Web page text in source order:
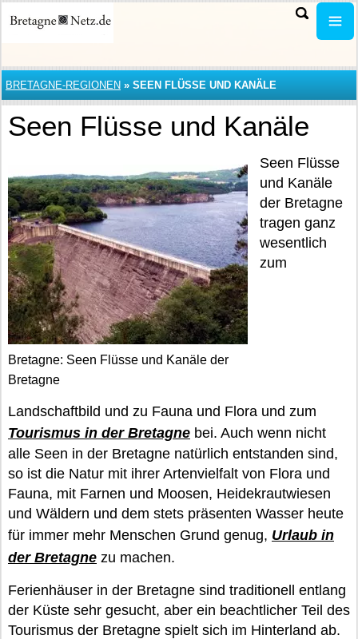
BRETAGNE-REGIONEN » SEEN FLÜSSE UND KANÄLE
Seen Flüsse und Kanäle
Bretagne: Seen Flüsse und Kanäle der
Bretagne
Seen Flüsse
und Kanäle
der Bretagne
tragen ganz
wesentlich
zum
Landschaftbild und zu Fauna und Flora und zum
Tourismus in der Bretagne bei. Auch wenn nicht
alle Seen in der Bretagne natürlich entstanden sind,
so ist die Natur mit ihrer Artenvielfalt von Flora und
Fauna, mit Farnen und Moosen, Heidekrautwiesen
und Wäldern und dem stets präsenten Wasser heute
für immer mehr Menschen Grund genug, Urlaub in
der Bretagne zu machen.
Ferienhäuser in der Bretagne sind traditionell entlang
der Küste sehr gesucht, aber ein beachtlicher Teil des
Tourismus der Bretagne spielt sich im Hinterland ab.